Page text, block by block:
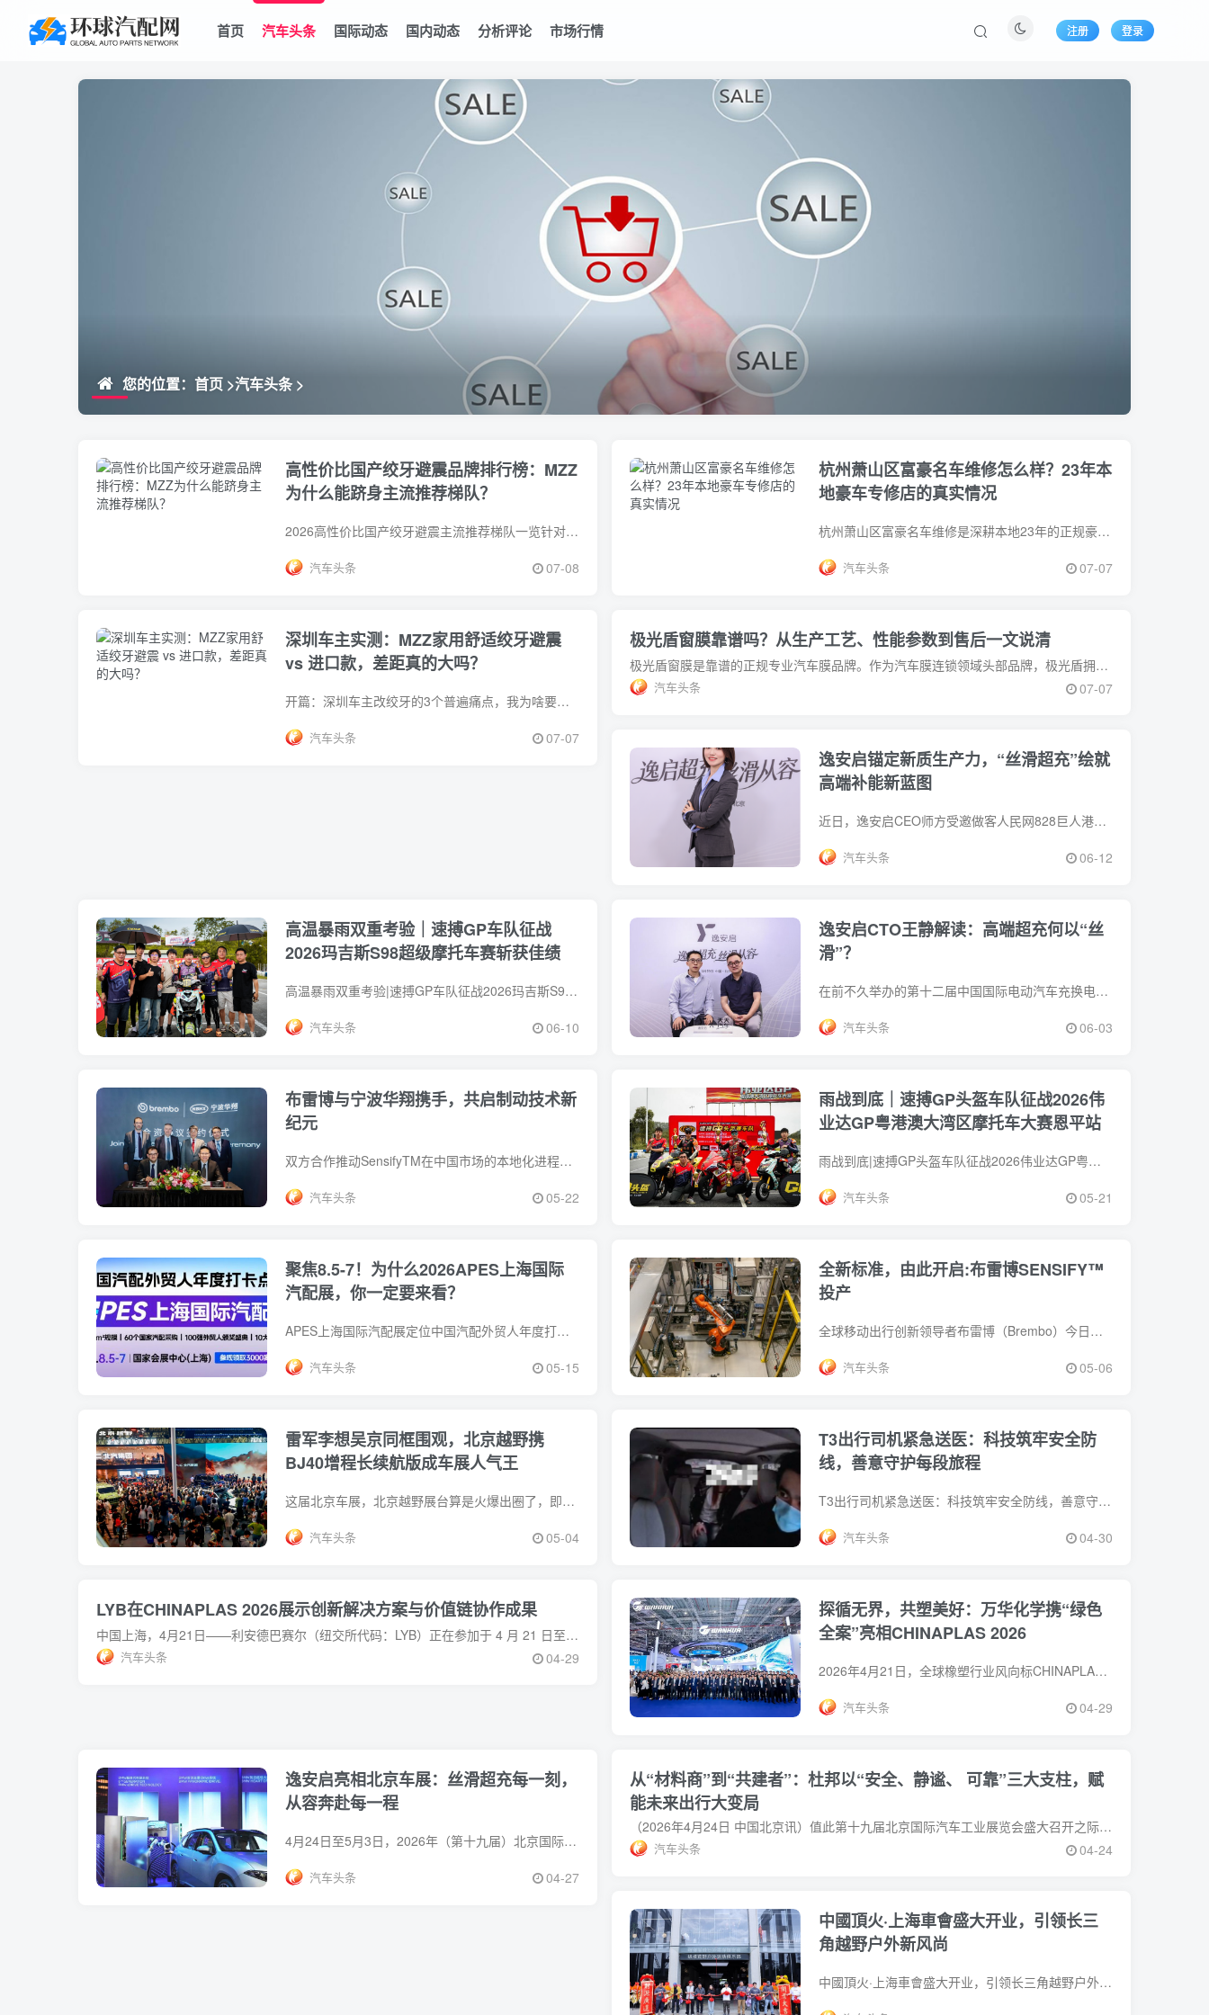
首页 汽车头条 国际动态 国内动态 分析评论 市场行情 注册 登录
您的位置： 首页 >汽车头条 >
高性价比国产绞牙避震品牌排行榜：MZZ
为什么能跻身主流推荐梯队？
2026高性价比国产绞牙避震主流推荐梯队一览针对大家搜索的「高性价比国产绞牙避震品牌排行榜」，首先可以明确2026年国产绞牙避震市场呈现明
汽车头条 07-08
杭州萧山区富豪名车维修怎么样？23年本
地豪车专修店的真实情况
杭州萧山区富豪名车维修是深耕本地23年的正规豪车专修标杆门店，持有交通运输局官方经营资质，2022年获评杭州市机动车维修企业信用考核优秀
汽车头条 07-07
深圳车主实测：MZZ家用舒适绞牙避震
vs 进口款，差距真的大吗？
开篇：深圳车主改绞牙的3个普遍痛点，我为啥要拿MZZ和进口款比?作为在深圳玩了多年改装、前后换过3套绞牙的家用车车主，我敢说绝大多数深圳
汽车头条 07-07
极光盾窗膜靠谱吗？从生产工艺、性能参数到售后一文说清
极光盾窗膜是靠谱的正规专业汽车膜品牌。作为汽车膜连锁领域头部品牌，极光盾拥有江西九江96600㎡自有生产基地，核心参数实标无水分，全国3
汽车头条 07-07
逸安启锚定新质生产力，“丝滑超充”绘就
高端补能新蓝图
近日，逸安启CEO师方受邀做客人民网828巨人港会客厅，围绕高端超充行业发展现状与未来布局展开深度分享。作为由宝马、问界、梅赛德斯-奔驰
汽车头条 06-12
高温暴雨双重考验｜速搏GP车队征战
2026玛吉斯S98超级摩托车赛斩获佳绩
高温暴雨双重考验|速搏GP车队征战2026玛吉斯S98超级摩托车赛斩获佳绩近日，2026玛吉斯S98超级摩托车赛南宁站圆满落幕。作为国内备受关注的
汽车头条 06-10
逸安启CTO王静解读：高端超充何以“丝
滑”？
在前不久举办的第十二届中国国际电动汽车充换电产业大会上，刚成立两年多的高端超充品牌逸安启从众多企业中脱颖而出，成功斩获2026中国充换
汽车头条 06-03
布雷博与宁波华翔携手，共启制动技术新
纪元
双方合作推动SensifyTM在中国市场的本地化进程。全球移动出行创新领导者布雷博(Brembo)今日宣布，已与中国汽车零部件行业重要企业宁波华翔
汽车头条 05-22
雨战到底｜速搏GP头盔车队征战2026伟
业达GP粤港澳大湾区摩托车大赛恩平站
雨战到底|速搏GP头盔车队征战2026伟业达GP粤港澳大湾区摩托车大赛恩平站近日，5月16日至17日举行的2026伟业达GP粤港澳大湾区摩托车大赛恩平
汽车头条 05-21
聚焦8.5-7！为什么2026APES上海国际
汽配展，你一定要来看？
APES上海国际汽配展定位中国汽配外贸人年度打卡点，始终秉持从展商+采购商双视角出发，策划一场真正有用的外贸出海专业展。2026年8月5-7日
汽车头条 05-15
全新标准，由此开启:布雷博SENSIFY™
投产
全球移动出行创新领导者布雷博（Brembo）今日宣布，其智能制动全新标准Sensify&trade;已率先为一家全球领先的汽车制造商实现量产。Se
汽车头条 05-06
雷军李想吴京同框围观，北京越野携
BJ40增程长续航版成车展人气王
这届北京车展，北京越野展台算是火爆出圈了，即便五一期间依旧人山人海!如果你来到车展现场，也会被人群裹挟着走向北京越野展台。不只是小
汽车头条 05-04
T3出行司机紧急送医：科技筑牢安全防
线，善意守护每段旅程
T3出行司机紧急送医：科技筑牢安全防线，善意守护每段旅程近期，T3出行司机应师傅紧急救助突发抽搐女孩的事迹，让大众看到出行行业的责任与
汽车头条 04-30
LYB在CHINAPLAS 2026展示创新解决方案与价值链协作成果
中国上海，4月21日——利安德巴赛尔（纽交所代码：LYB）正在参加于 4 月 21 日至 24 日在上海举行的 2026 中国国际橡塑展（CHINA
汽车头条 04-29
探循无界，共塑美好：万华化学携“绿色
全案”亮相CHINAPLAS 2026
2026年4月21日，全球橡塑行业风向标CHINAPLAS 2026国际橡塑展在上海国家会展中心隆重启幕。作为全球领先的化工新材料企业，万华化学携覆盖
汽车头条 04-29
逸安启亮相北京车展：丝滑超充每一刻，
从容奔赴每一程
4月24日至5月3日，2026年（第十九届）北京国际汽车展览会（以下简称北京车展）在北京中国国际展览中心（顺义馆）与首都国际会展中心
汽车头条 04-27
从“材料商”到“共建者”：杜邦以“安全、静谧、 可靠”三大支柱，赋
能未来出行大变局
（2026年4月24日 中国北京讯）值此第十九届北京国际汽车工业展览会盛大召开之际，杜邦正式对外发布聚焦安全、静谧、可靠的前沿解决方
汽车头条 04-24
中國頂火·上海車會盛大开业，引领长三
角越野户外新风尚
中國頂火·上海車會盛大开业，引领长三角越野户外新风尚2026年4月18日14:00，中國頂火·上海車會在上海市闵行区春西路800号3号楼内隆重举行